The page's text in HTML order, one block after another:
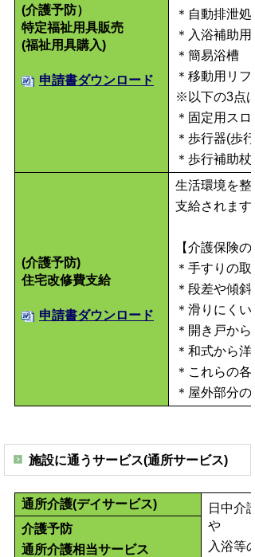
(介護予防）
特定福祉用具販売
(福祉用具購入)
申請書ダウンロード
＊自動排泄
＊入浴補助
＊簡易浴槽
＊移動用リフ
※以下の3点
＊固定用ス
＊歩行器(歩
＊歩行補助
(介護予防)
住宅改修費支給
申請書ダウンロード
生活環境を
支給されま
【介護保険
＊手すりの
＊段差や傾
＊滑りにく
＊開き戸か
＊和式から
＊これらの
＊屋外部分
施設に通うサービス(通所サービス)
通所介護(デイサービス)
日中介
や
入浴等
介護予防
通所介護相当サービス